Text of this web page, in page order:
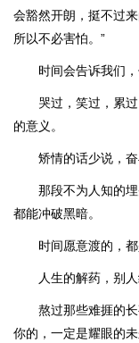
会豁然开朗，挺不过
所以不必害怕。”
时间会告诉我们
哭过，笑过，累
的意义。
矫情的话少说，奋
那段不为人知的
都能冲破黑暗。
时间愿意渡的，
人生的解药，别
熬过那些难捱的
你的，一定是耀眼的未